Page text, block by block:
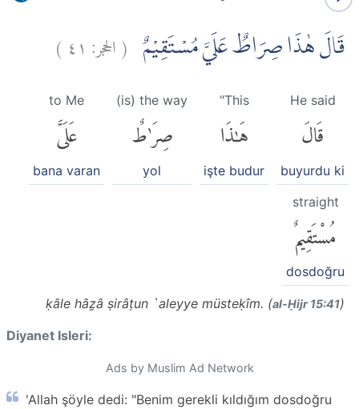
قَالَ هٰذَا صِرَاطٌ عَلَيَّ مُسْتَقِيْمٌ (الحجر: ٤١)
He said
قَالَ
buyurdu ki
"This
هَٰذَا
işte budur
(is) the way
صِرَٰطٌ
yol
to Me
عَلَىَّ
bana varan
straight
مُسْتَقِيمٌ
dosdoğru
ḳâle hâẕâ ṣirâṭun `aleyye müsteḳîm. (al-Ḥijr 15:41)
Diyanet Isleri:
Ads by Muslim Ad Network
'Allah şöyle dedi: "Benim gerekli kıldığım dosdoğru